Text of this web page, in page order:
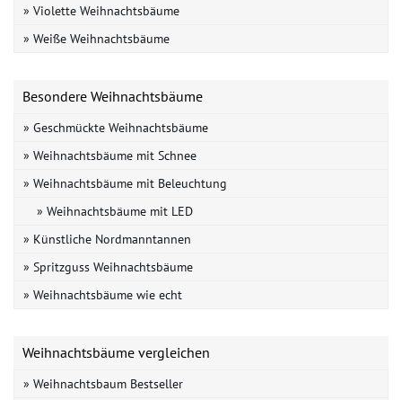
» Violette Weihnachtsbäume
» Weiße Weihnachtsbäume
Besondere Weihnachtsbäume
» Geschmückte Weihnachtsbäume
» Weihnachtsbäume mit Schnee
» Weihnachtsbäume mit Beleuchtung
» Weihnachtsbäume mit LED
» Künstliche Nordmanntannen
» Spritzguss Weihnachtsbäume
» Weihnachtsbäume wie echt
Weihnachtsbäume vergleichen
» Weihnachtsbaum Bestseller